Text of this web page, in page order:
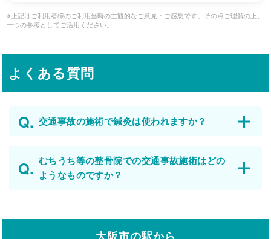
※上記はご利用者様のご利用当時の主観的なご意見・ご感想です。その点ご理解の上、
一つの参考としてご活用ください。
よくある質問
交通事故の施術で鍼灸は使われますか？
むちうち等の整骨院での交通事故施術はどの
ようなものですか？